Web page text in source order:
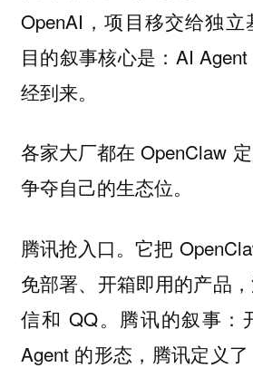
OpenAI，项目移交给独
目的叙事核心是：AI
经到来。
各家大厂都在 OpenClaw
争夺自己的生态位。
腾讯抢入口。它把
免部署、开箱即用的产品
信和 QQ。腾讯的叙事：
Agent 的形态，腾讯定义